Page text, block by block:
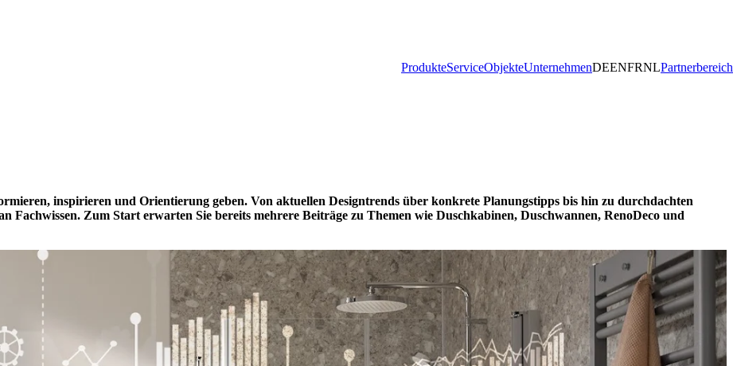
ProdukteServiceObjekteUnternehmenDEENFRNLPartnerbereich
inspirieren und Orientierung geben. Von aktuellen Designtrends über konkrete Planungstipps bis hin zu durchdachten
Fachwissen. Zum Start erwarten Sie bereits mehrere Beiträge zu Themen wie Duschkabinen, Duschwannen, RenoDeco und